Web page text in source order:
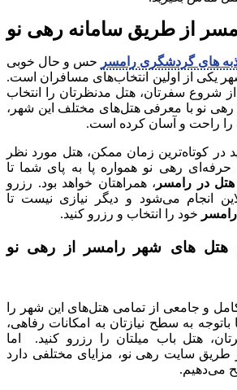
از طریق سامانه رهی نو
های گردشگری رامسر حس و حال خوبی
یکی از اولین انتخاب‌های مسافران است.
شروع سفرتان، هتل مدنظرتان را انتخاب
رهی نو با معرفی هتل‌های مختلف این شهر،
را راحت و آسان کرده است.
در کوتاه‌ترین زمان ممکن، هتل مورد نظر
حرفه‌ای رهی نو همواره پا به پای شما تا
در رامسر ، همراهتان خواهد بود. رزرو
انجام می‌شود و دیگر نیازی نیست تا
خود را انتخاب و رزرو کنید.
هتل های شهر رامسر از رهی نو
و جامعی از تمامی هتل‌های این شهر را
به سطح نیازتان به امکانات رفاهی،
هتل باب میلتان را رزرو کنید. اما
طریق سایت رهی نو، مزایای مختلفی دارد
می‌دهیم.